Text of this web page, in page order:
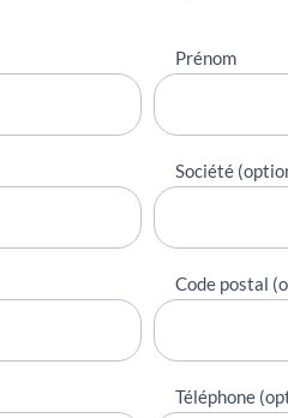
Prénom
Société
Code postal
Téléphone